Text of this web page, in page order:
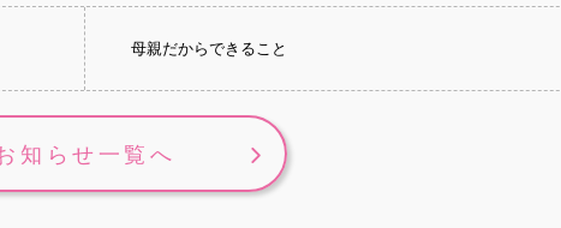
母親だからできること
知らせ一覧へ